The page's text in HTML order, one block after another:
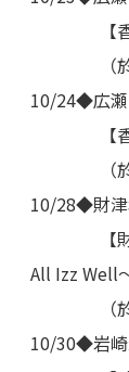
【香美別
（於：
10/24◆広
【香美別
（於：
10/28◆財
【財津
All Izz Well
（於：
10/30◆岩